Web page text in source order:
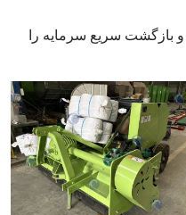
و بازگشت سریع سرمایه را